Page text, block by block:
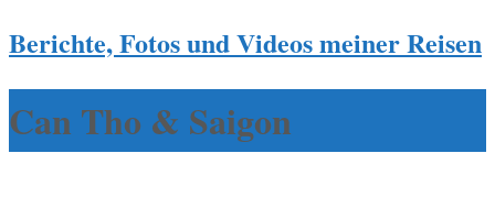
Berichte, Fotos und Videos meiner Reisen
Can Tho & Saigon